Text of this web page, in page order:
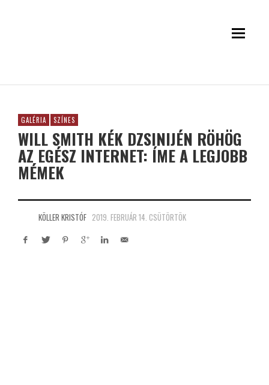
GALÉRIA SZÍNES
WILL SMITH KÉK DZSINIJÉN RÖHÖG
AZ EGÉSZ INTERNET: ÍME A LEGJOBB
MÉMEK
KÖLLER KRISTÓF 2019. FEBRUÁR 14. CSÜTÖRTÖK